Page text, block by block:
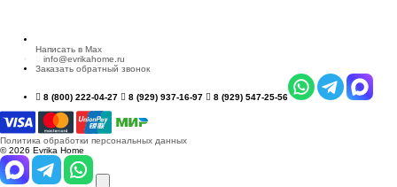
Написать в Max
info@evrikahome.ru
Заказать обратный звонок
8 (800) 222-04-27 8 (929) 937-16-97 8 (929) 547-25-56
Политика обработки персональных данных
© 2026 Evrika Home